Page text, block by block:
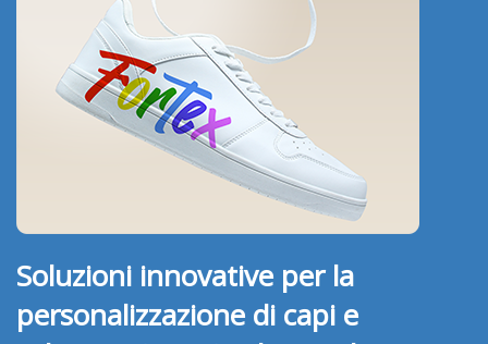
Soluzioni innovative per la
personalizzazione di capi e